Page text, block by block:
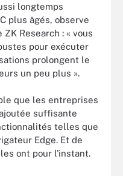
longtemps
plus âgés, observe
Research : « vous
pour exécuter
prolongent le
un peu plus ».
que les entreprises
suffisante
telles que
Edge. Et de
ont pour l'instant.